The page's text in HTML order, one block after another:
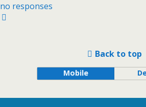
no responses
Back to top
Mobile